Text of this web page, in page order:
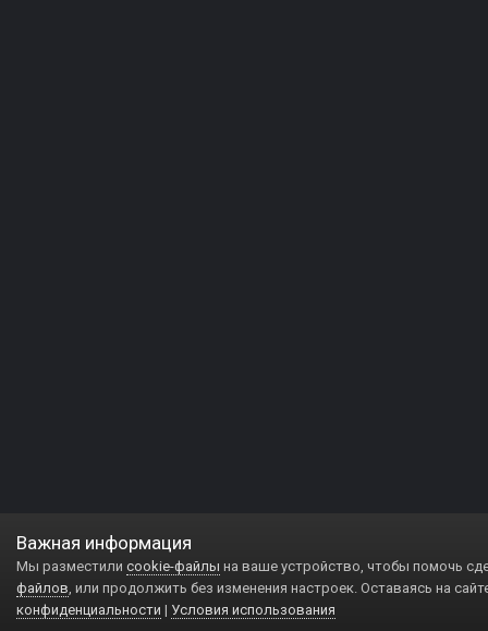
Важная информация
Мы разместили cookie-файлы на ваше устройство, чтобы помочь
файлов, или продолжить без изменения настроек. Оставаясь на
конфиденциальности | Условия использования